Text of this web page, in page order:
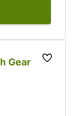
Gear